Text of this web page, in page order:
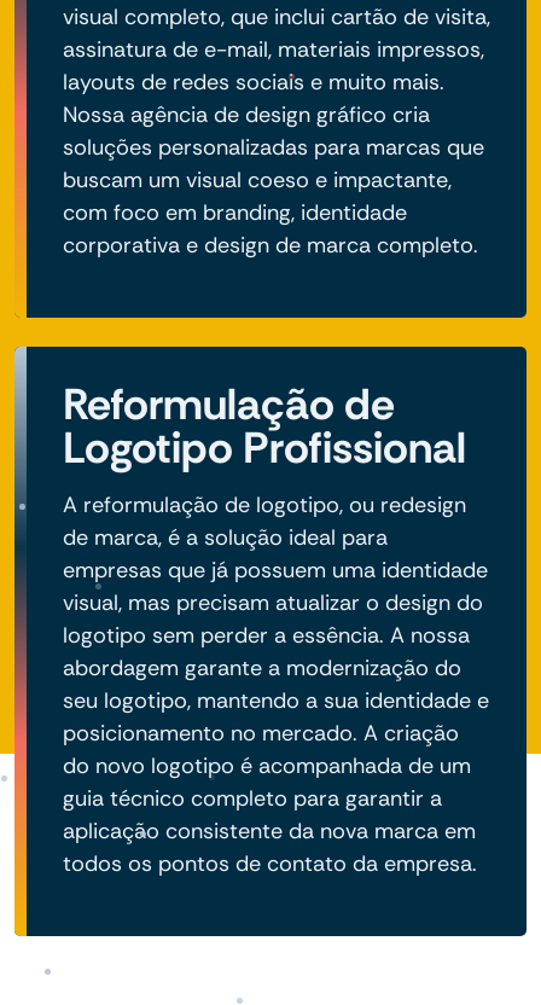
visual completo, que inclui cartão de visita,
assinatura de e-mail, materiais impressos,
layouts de redes sociais e muito mais.
Nossa agência de design gráfico cria
soluções personalizadas para marcas que
buscam um visual coeso e impactante,
com foco em branding, identidade
corporativa e design de marca completo.
Reformulação de
Logotipo Profissional
A reformulação de logotipo, ou redesign
de marca, é a solução ideal para
empresas que já possuem uma identidade
visual, mas precisam atualizar o design do
logotipo sem perder a essência. A nossa
abordagem garante a modernização do
seu logotipo, mantendo a sua identidade e
posicionamento no mercado. A criação
do novo logotipo é acompanhada de um
guia técnico completo para garantir a
aplicação consistente da nova marca em
todos os pontos de contato da empresa.